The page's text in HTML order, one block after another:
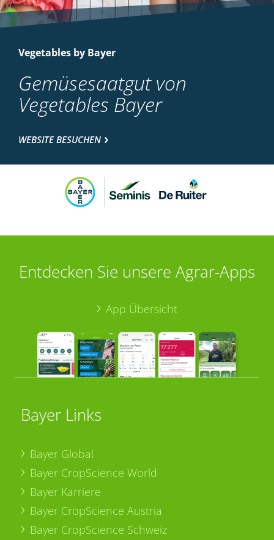
Vegetables by Bayer
Gemüsesaatgut von
Vegetables Bayer
WEBSITE BESUCHEN
Entdecken Sie unsere Agrar-Apps
App Übersicht
Bayer Links
Bayer Global
Bayer CropScience World
Bayer Karriere
Bayer CropScience Austria
Bayer CropScience Schweiz